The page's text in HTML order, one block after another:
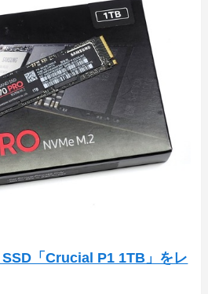
「Crucial P1 1TB」をレ